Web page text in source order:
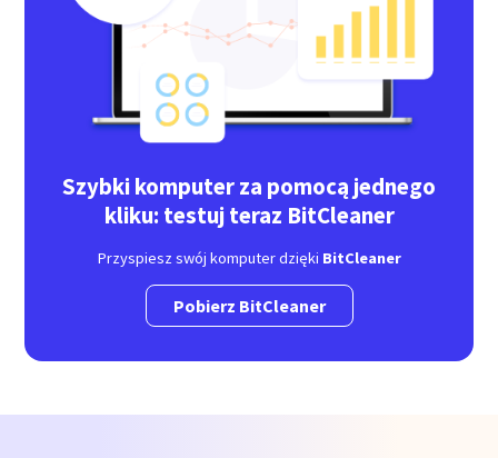
Szybki komputer za pomocą jednego
kliku: testuj teraz BitCleaner
Przyspiesz swój komputer dzięki BitCleaner
Pobierz BitCleaner